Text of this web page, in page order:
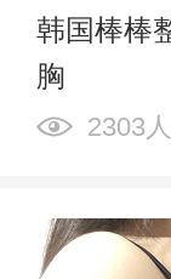
韩国棒棒
胸
2303